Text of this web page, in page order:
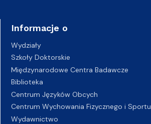
Informacje o
Wydziały
Szkoły Doktorskie
Międzynarodowe Centra Badawcze
Biblioteka
Centrum Języków Obcych
Centrum Wychowania Fizycznego i Sportu
Wydawnictwo